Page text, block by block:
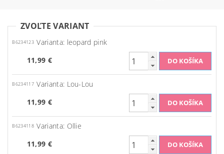
ZVOĽTE VARIANT
B6234123 Varianta: leopard pink
11,99 €
B6234117 Varianta: Lou-Lou
11,99 €
B6234118 Varianta: Ollie
11,99 €